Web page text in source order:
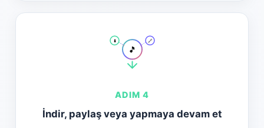
🎵
⬇️ 🔗
ADIM 4
İndir, paylaş veya yapmaya devam et